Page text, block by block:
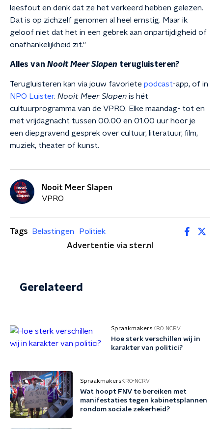
leesfout en denk dat ze het verkeerd hebben gelezen.
Dat is op zichzelf genomen al heel ernstig. Maar ik
geloof niet dat het in een gebrek aan onpartijdigheid of
onafhankelijkheid zit.''
Alles van Nooit Meer Slapen terugluisteren?
Terugluisteren kan via jouw favoriete podcast-app, of in
NPO Luister. Nooit Meer Slapen is hét
cultuurprogramma van de VPRO. Elke maandag- tot en
met vrijdagnacht tussen 00.00 en 01.00 uur hoor je
een diepgravend gesprek over cultuur, literatuur, film,
muziek, theater of kunst.
Nooit Meer Slapen
VPRO
Tags Belastingen
Politiek
Advertentie via ster.nl
Gerelateerd
SpraakmakersKRO-NCRV
Hoe sterk verschillen wij in
karakter van politici?
SpraakmakersKRO-NCRV
Wat hoopt FNV te bereiken met
manifestaties tegen kabinetsplannen
rondom sociale zekerheid?